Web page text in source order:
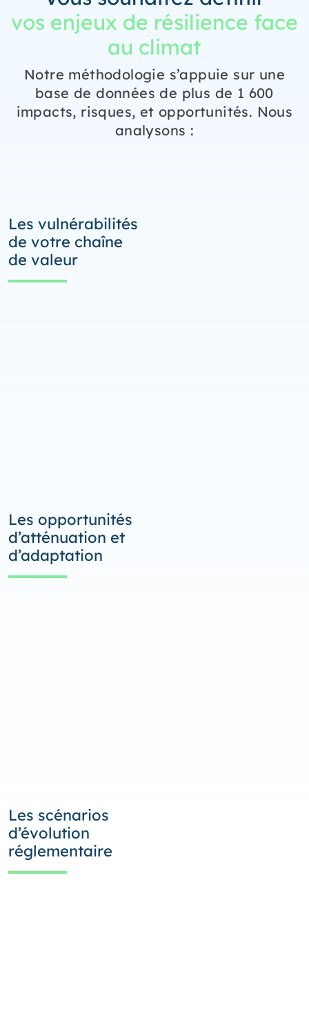
vos enjeux de résilience face
au climat
Notre méthodologie s’appuie sur une
base de données de plus de 1 600
impacts, risques, et opportunités. Nous
analysons :
Les vulnérabilités
de votre chaîne
de valeur
Les opportunités
d’atténuation et
d’adaptation
Les scénarios
d’évolution
réglementaire